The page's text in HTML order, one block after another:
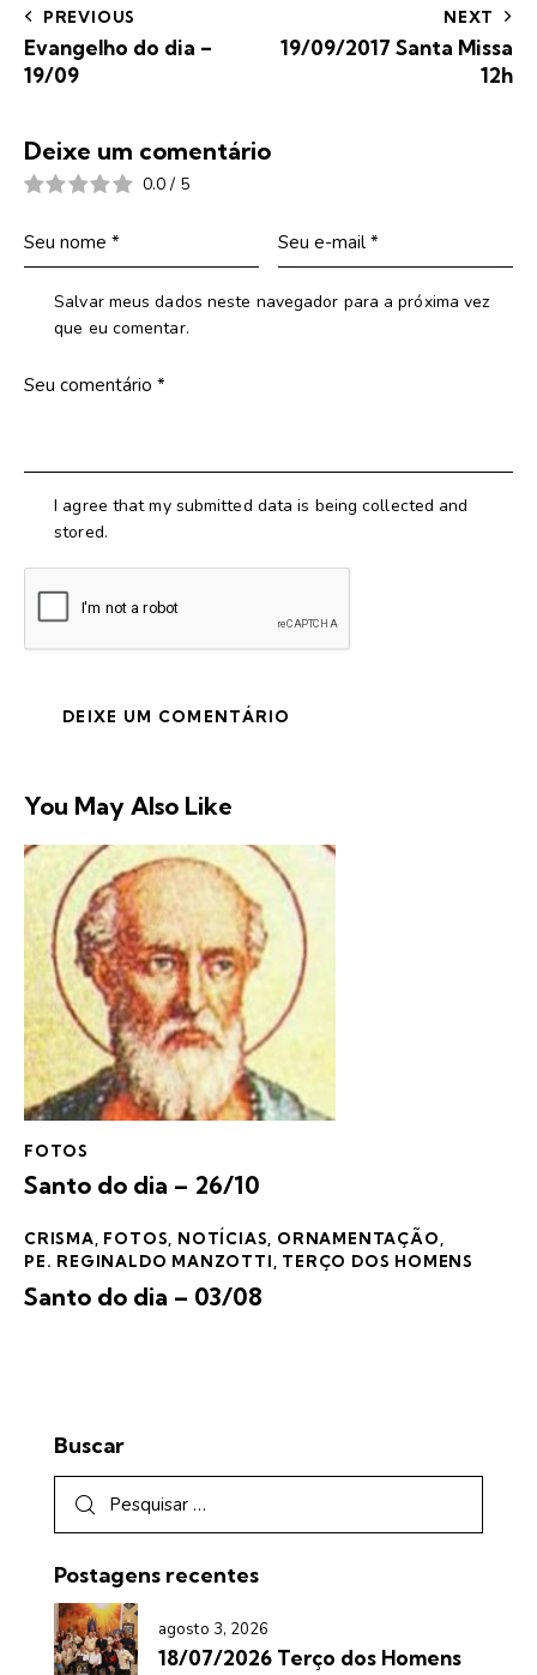
PREVIOUS
Evangelho do dia –
19/09
NEXT
19/09/2017 Santa Missa
12h
Deixe um comentário
0.0 / 5
Salvar meus dados neste navegador para a próxima vez
que eu comentar.
I agree that my submitted data is being collected and
stored.
You May Also Like
FOTOS
Santo do dia – 26/10
CRISMA, FOTOS, NOTÍCIAS, ORNAMENTAÇÃO,
PE. REGINALDO MANZOTTI, TERÇO DOS HOMENS
Santo do dia – 03/08
Buscar
Postagens recentes
agosto 3, 2026
18/07/2026 Terço dos Homens